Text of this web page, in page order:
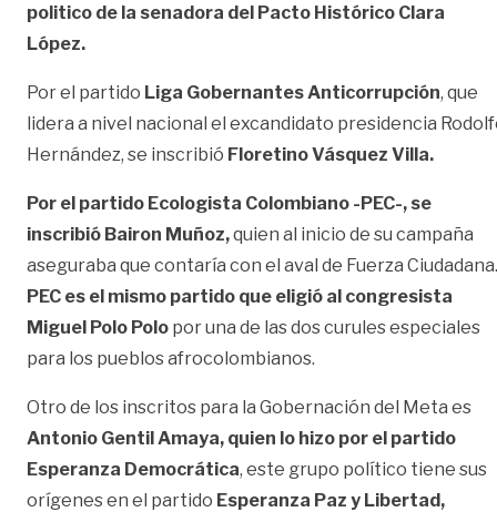
politico de la senadora del Pacto Histórico Clara
López.
Por el partido Liga Gobernantes Anticorrupción, que
lidera a nivel nacional el excandidato presidencia
Hernández, se inscribió Floretino Vásquez Villa.
Por el partido Ecologista Colombiano -PEC-, se
inscribió Bairon Muñoz,quien al inicio de su campaña
aseguraba que contaría con el aval de Fuerza Ciudadana.
PEC es el mismo partido que eligió al congresista
Miguel Polo Polo por una de las dos curules especiales
para los pueblos afrocolombianos.
Otro de los inscritos para la Gobernación del Meta es
Antonio Gentil Amaya, quien lo hizo por el partido
Esperanza Democrática, este grupo político tiene sus
orígenes en el partido Esperanza Paz y Libertad,